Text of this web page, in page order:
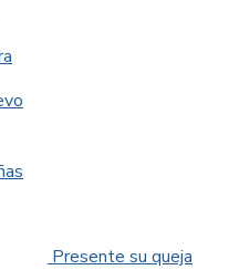
Presente su queja